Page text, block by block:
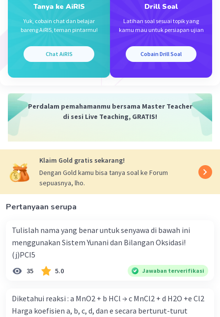
Tanya ke AiRIS
Yuk, cobain chat dan belajar
bareng AiRIS, teman pintarmu!
Chat AiRIS
Drill Soal
Latihan soal sesuai topik yang
kamu mau untuk persiapan ujian
Cobain Drill Soal
Perdalam pemahamanmu bersama Master Teacher
di sesi Live Teaching, GRATIS!
Klaim Gold gratis sekarang!
Dengan Gold kamu bisa tanya soal ke Forum
sepuasnya, lho.
Pertanyaan serupa
Tulislah nama yang benar untuk senyawa di bawah ini
menggunakan Sistem Yunani dan Bilangan Oksidasi!
(j)PCI5
35 5.0 Jawaban terverifikasi
Diketahui reaksi : a MnO2 + b HCl → c MnCl2 + d H2O +e Cl2
Harga koefisien a, b, c, d, dan e secara berturut-turut